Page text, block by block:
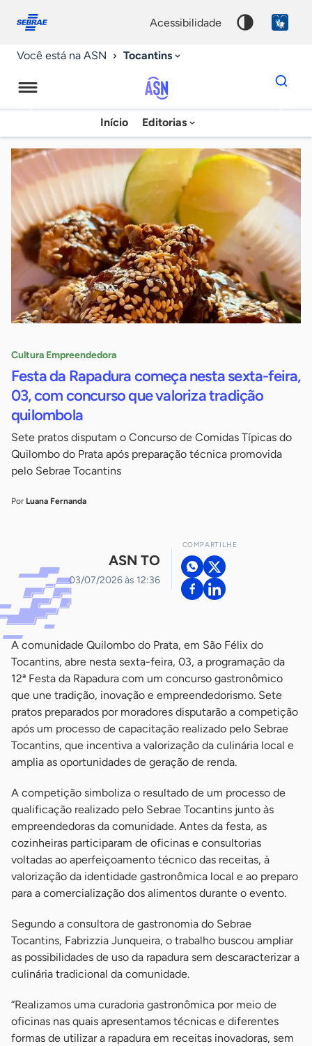
conosco
acessibilidade
Você está na ASN Tocantins
Agência
Sebrae
de
Notícias
Início Editorias
Dados
para
chave
Cultura Empreendedora
Festa da Rapadura começa nesta sexta-feira,
03, com concurso que valoriza tradição
quilombola
Sete pratos disputam o Concurso de Comidas Típicas do
Quilombo do Prata após preparação técnica promovida
pelo Sebrae Tocantins
Por Luana Fernanda
ASN TO
03/07/2026 às 12:36
COMPARTILHE
A comunidade Quilombo do Prata, em São Félix do
Tocantins, abre nesta sexta-feira, 03, a programação da
12ª Festa da Rapadura com um concurso gastronômico
que une tradição, inovação e empreendedorismo. Sete
pratos preparados por moradores disputarão a competição
após um processo de capacitação realizado pelo Sebrae
Tocantins, que incentiva a valorização da culinária local e
amplia as oportunidades de geração de renda.
A competição simboliza o resultado de um processo de
qualificação realizado pelo Sebrae Tocantins junto às
empreendedoras da comunidade. Antes da festa, as
cozinheiras participaram de oficinas e consultorias
voltadas ao aperfeiçoamento técnico das receitas, à
valorização da identidade gastronômica local e ao preparo
para a comercialização dos alimentos durante o evento.
Segundo a consultora de gastronomia do Sebrae
Tocantins, Fabrizzia Junqueira, o trabalho buscou ampliar
as possibilidades de uso da rapadura sem descaracterizar a
culinária tradicional da comunidade.
“Realizamos uma curadoria gastronômica por meio de
oficinas nas quais apresentamos técnicas e diferentes
formas de utilizar a rapadura em receitas inovadoras, sem